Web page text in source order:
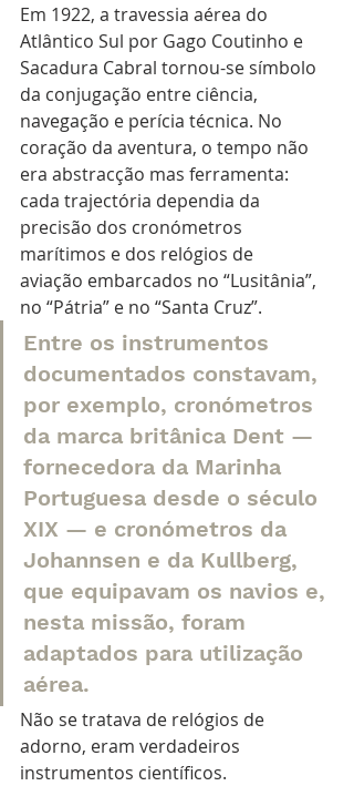
Em 1922, a travessia aérea do
Atlântico Sul por Gago Coutinho e
Sacadura Cabral tornou-se símbolo
da conjugação entre ciência,
navegação e perícia técnica. No
coração da aventura, o tempo não
era abstracção mas ferramenta:
cada trajectória dependia da
precisão dos cronómetros
marítimos e dos relógios de
aviação embarcados no “Lusitânia”,
no “Pátria” e no “Santa Cruz”.
Entre os instrumentos
documentados constavam,
por exemplo, cronómetros
da marca britânica Dent —
fornecedora da Marinha
Portuguesa desde o século
XIX — e cronómetros da
Johannsen e da Kullberg,
que equipavam os navios e,
nesta missão, foram
adaptados para utilização
aérea.
Não se tratava de relógios de
adorno, eram verdadeiros
instrumentos científicos.